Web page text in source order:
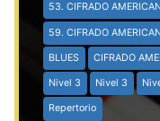
53. CIFRADO
59. CIFRADO
BLUES CIFRADO
Nivel 3 Nivel 3
Repertorio